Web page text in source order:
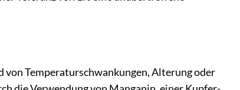
Temperaturschwankungen, Alterung oder